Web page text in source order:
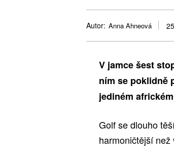
Autor: Anna Ahneová
V jamce šest
ním se poklidně
jediném
Golf se dlouho
harmoničtější než